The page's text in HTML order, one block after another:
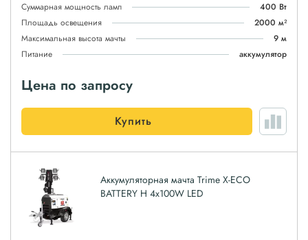
Суммарная мощность ламп
400 Вт
Площадь освещения
2000 м²
Максимальная высота мачты
9 м
Питание
аккумулятор
Цена по запросу
Купить
Аккумуляторная мачта Trime X-ECO
BATTERY H 4х100W LED